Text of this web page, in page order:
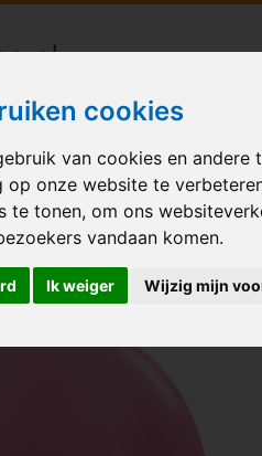
cookies
van cookies en
op onze website te
te tonen, om ons
vandaan komen.
Ik weiger Wijzig mijn
bezorgd in
Fuchsia 12 inch
BALLONNEN GELEGENHEID